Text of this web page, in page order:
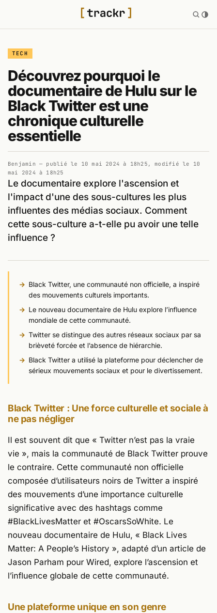
TECH
Découvrez pourquoi le
documentaire de Hulu sur le
Black Twitter est une
chronique culturelle
essentielle
Benjamin — publié le 10 mai 2024 à 18h25 , modifié le 10
mai 2024 à 18h25
Le documentaire explore l'ascension et
l'impact d'une des sous-cultures les plus
influentes des médias sociaux. Comment
cette sous-culture a-t-elle pu avoir une telle
influence ?
Black Twitter, une communauté non officielle, a inspiré
des mouvements culturels importants.
Le nouveau documentaire de Hulu explore l’influence
mondiale de cette communauté.
Twitter se distingue des autres réseaux sociaux par sa
brièveté forcée et l’absence de hiérarchie.
Black Twitter a utilisé la plateforme pour déclencher de
sérieux mouvements sociaux et pour le divertissement.
Black Twitter : Une force culturelle et sociale à
ne pas négliger
Il est souvent dit que « Twitter n’est pas la vraie
vie », mais la communauté de Black Twitter prouve
le contraire. Cette communauté non officielle
composée d’utilisateurs noirs de Twitter a inspiré
des mouvements d’une importance culturelle
significative avec des hashtags comme
#BlackLivesMatter et #OscarsSoWhite. Le
nouveau documentaire de Hulu, « Black Lives
Matter: A People’s History », adapté d’un article de
Jason Parham pour Wired, explore l’ascension et
l’influence globale de cette communauté.
Une plateforme unique en son genre